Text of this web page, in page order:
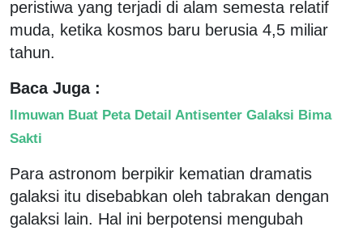
peristiwa yang terjadi di alam semesta relatif
muda, ketika kosmos baru berusia 4,5 miliar
tahun.
Baca Juga :
Ilmuwan Buat Peta Detail Antisenter Galaksi Bima
Sakti
Para astronom berpikir kematian dramatis
galaksi itu disebabkan oleh tabrakan dengan
galaksi lain. Hal ini berpotensi mengubah